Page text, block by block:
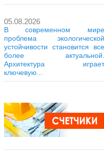
05.08.2026
В современном мире
проблема экологической
устойчивости становится все
более актуальной.
Архитектура играет
ключевую...